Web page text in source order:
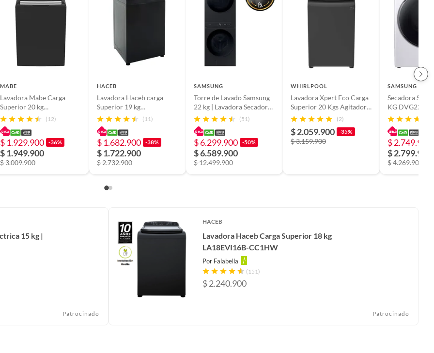
MABE
Lavadora Mabe Carga
Superior 20 kg
LMC70203WDAB0
(12)
$ 1.929.900 -36%
$ 1.949.900
$ 3.009.900
HACEB
Lavadora Haceb carga
Superior 19 kg
LA19EVI16BCC1HW
(11)
$ 1.682.900 -38%
$ 1.722.900
$ 2.732.900
SAMSUNG
Torre de Lavado Samsung
22 kg | Lavadora Secadora
a Gas | Con IA, WiFi y
Dispensador Automático
de Jabón y Suavizante |
Laundry Hub Bespoke
|WH22DBH570GVCO
(51)
$ 6.299.900 -50%
$ 6.589.900
$ 12.499.900
WHIRLPOOL
Lavadora Xpert Eco Carga
Superior 20 Kgs Agitador
Gris Tempest
(2)
$ 2.059.900 -35%
$ 3.159.900
SAMSUNG
Secadora
KG
$ 2.749.900
$ 2.799.900
$ 4.269.900
15 kg |
Patrocinado
HACEB
Lavadora Haceb Carga Superior 18 kg
LA18EVI16B-CC1HW
Por Falabella
(151)
$2.240.900
Patrocinado